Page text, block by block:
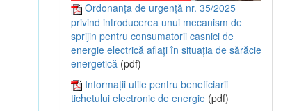
Ordonanța de urgență nr. 35/2025
privind introducerea unui mecanism de
sprijin pentru consumatorii casnici de
energie electrică aflați în situația de sărăcie
energetică (pdf)
Informații utile pentru beneficiarii
tichetului electronic de energie (pdf)